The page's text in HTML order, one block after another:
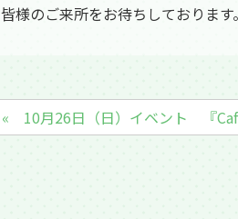
皆様のご来所をお待ちしております。
« 10月26日（日）イベント 『